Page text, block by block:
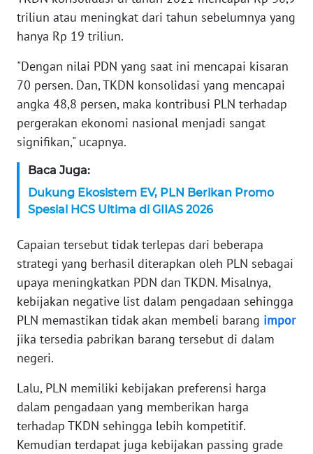
triliun atau meningkat dari tahun sebelumnya yang
hanya Rp 19 triliun.
"Dengan nilai PDN yang saat ini mencapai kisaran
70 persen. Dan, TKDN konsolidasi yang mencapai
angka 48,8 persen, maka kontribusi PLN terhadap
pergerakan ekonomi nasional menjadi sangat
signifikan," ucapnya.
Baca Juga:
Dukung Ekosistem EV, PLN Berikan Promo
Spesial HCS Ultima di GIIAS 2026
Capaian tersebut tidak terlepas dari beberapa
strategi yang berhasil diterapkan oleh PLN sebagai
upaya meningkatkan PDN dan TKDN. Misalnya,
kebijakan negative list dalam pengadaan sehingga
PLN memastikan tidak akan membeli barang impor
jika tersedia pabrikan barang tersebut di dalam
negeri.
Lalu, PLN memiliki kebijakan preferensi harga
dalam pengadaan yang memberikan harga
terhadap TKDN sehingga lebih kompetitif.
Kemudian terdapat juga kebijakan passing grade
KEPRI
WN
WN
PAPUA
BARAT
RIAU
WN
WN
JAMBI
WN
WN
NTB
WN
SULTENG